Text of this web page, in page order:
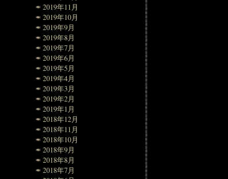
2019年11月
2019年10月
2019年9月
2019年8月
2019年7月
2019年6月
2019年5月
2019年4月
2019年3月
2019年2月
2019年1月
2018年12月
2018年11月
2018年10月
2018年9月
2018年8月
2018年7月